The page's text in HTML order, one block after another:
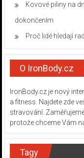
Kovové piliny na
dokončením
Proč lidé hledají
O IronBody.cz
IronBody.cz je nový
a fitness. Najdete zde
stravování.
protože chceme Vám
Tagy